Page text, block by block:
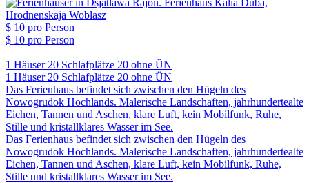
$ 10 pro Person
$ 10 pro Person
1 Häuser 20 Schlafplätze 20 ohne ÜN
1 Häuser 20 Schlafplätze 20 ohne ÜN
Das Ferienhaus befindet sich zwischen den Hügeln des
Nowogrudok Hochlands. Malerische Landschaften, jahrhundertealte
Eichen, Tannen und Aschen, klare Luft, kein Mobilfunk, Ruhe,
Stille und kristallklares Wasser im See.
Das Ferienhaus befindet sich zwischen den Hügeln des
Nowogrudok Hochlands. Malerische Landschaften, jahrhundertealte
Eichen, Tannen und Aschen, klare Luft, kein Mobilfunk, Ruhe,
Stille und kristallklares Wasser im See.